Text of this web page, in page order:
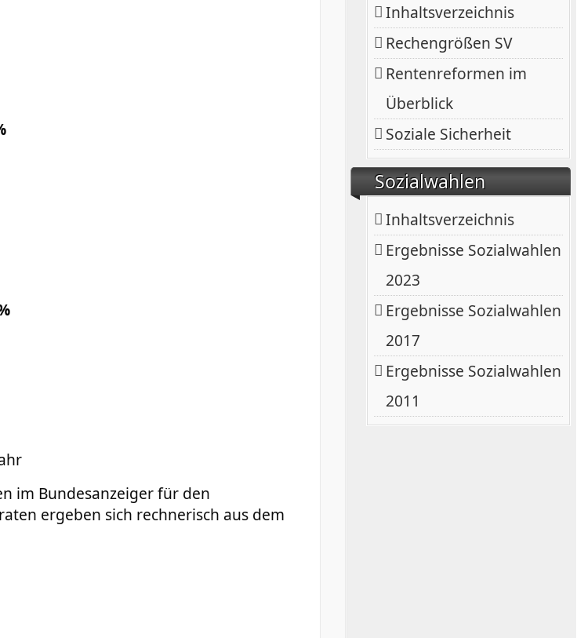
Inhaltsverzeichnis
Rechengrößen SV
Rentenreformen im
Überblick
Soziale Sicherheit
Sozialwahlen
Inhaltsverzeichnis
Ergebnisse Sozialwahlen
2023
Ergebnisse Sozialwahlen
2017
Ergebnisse Sozialwahlen
2011
im Bundesanzeiger für den
ergeben sich rechnerisch aus dem